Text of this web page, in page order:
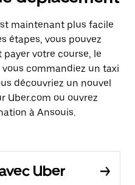
maintenant plus facile
étapes, vous pouvez
votre course, le
commandiez un taxi
découvriez un nouvel
Uber.com ou ouvrez
à Ansouis.
Uber